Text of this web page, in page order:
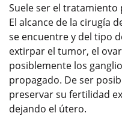
Suele ser el
El alcance de la cirugía
se encuentre y del tipo
extirpar el tumor, el
posiblemente los
propagado. De ser
preservar su fertilidad
dejando el útero.